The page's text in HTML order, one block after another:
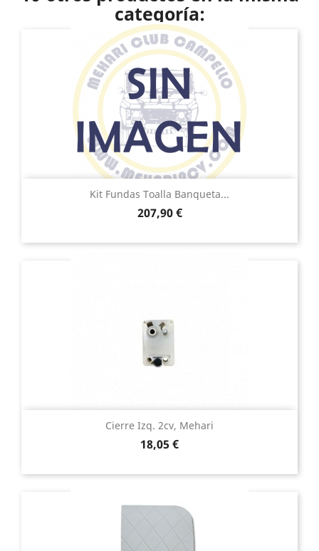
categoría:
Kit Fundas Toalla Banqueta...
Precio
207,90 €
Cierre Izq. 2cv, Mehari
Precio
18,05 €